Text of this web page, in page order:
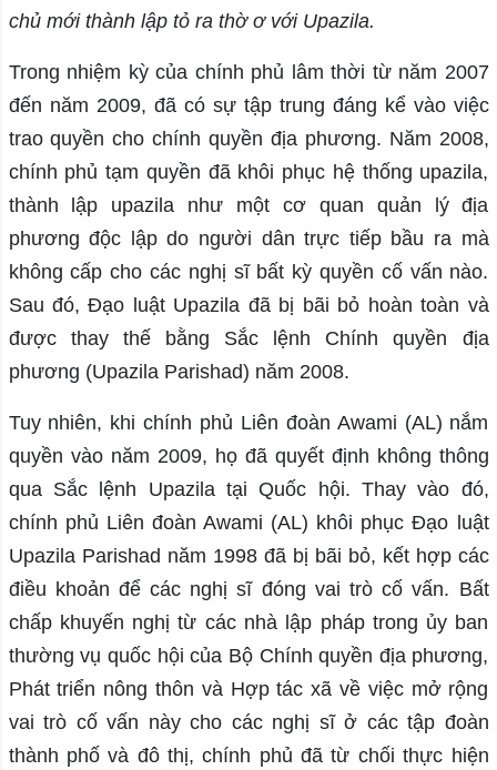
chủ mới thành lập tỏ ra thờ ơ với Upazila.
Trong nhiệm kỳ của chính phủ lâm thời từ năm 2007
đến năm 2009, đã có sự tập trung đáng kể vào việc
trao quyền cho chính quyền địa phương. Năm 2008,
chính phủ tạm quyền đã khôi phục hệ thống upazila,
thành lập upazila như một cơ quan quản lý địa
phương độc lập do người dân trực tiếp bầu ra mà
không cấp cho các nghị sĩ bất kỳ quyền cố vấn nào.
Sau đó, Đạo luật Upazila đã bị bãi bỏ hoàn toàn và
được thay thế bằng Sắc lệnh Chính quyền địa
phương (Upazila Parishad) năm 2008.
Tuy nhiên, khi chính phủ Liên đoàn Awami (AL) nắm
quyền vào năm 2009, họ đã quyết định không thông
qua Sắc lệnh Upazila tại Quốc hội. Thay vào đó,
chính phủ Liên đoàn Awami (AL) khôi phục Đạo luật
Upazila Parishad năm 1998 đã bị bãi bỏ, kết hợp các
điều khoản để các nghị sĩ đóng vai trò cố vấn. Bất
chấp khuyến nghị từ các nhà lập pháp trong ủy ban
thường vụ quốc hội của Bộ Chính quyền địa phương,
Phát triển nông thôn và Hợp tác xã về việc mở rộng
vai trò cố vấn này cho các nghị sĩ ở các tập đoàn
thành phố và đô thị, chính phủ đã từ chối thực hiện